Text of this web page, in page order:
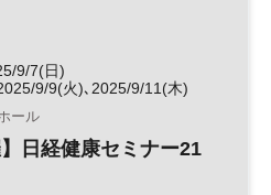
9/7(日)
9/9(火)､2025/9/11(木)
ール
日経健康セミナー21